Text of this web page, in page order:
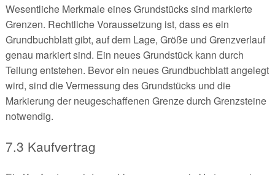
Wesentliche Merkmale eines Grundstücks sind markierte
Grenzen. Rechtliche Voraussetzung ist, dass es ein
Grundbuchblatt gibt, auf dem Lage, Größe und Grenzverlauf
genau markiert sind. Ein neues Grundstück kann durch
Teilung entstehen. Bevor ein neues Grundbuchblatt angelegt
wird, sind die Vermessung des Grundstücks und die
Markierung der neugeschaffenen Grenze durch Grenzsteine
notwendig.
7.3 Kaufvertrag